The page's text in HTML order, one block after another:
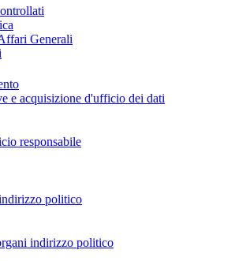
Generali
e acquisizione d'ufficio dei dati
responsabile
politico
indirizzo politico